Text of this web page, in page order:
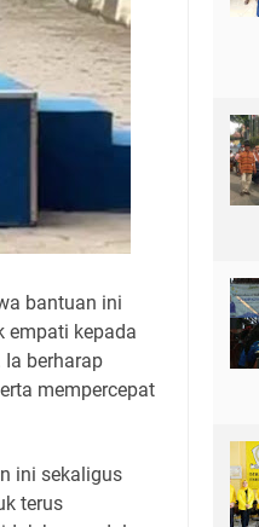
bantuan ini
empati kepada
berharap
mempercepat
ini sekaligus
terus